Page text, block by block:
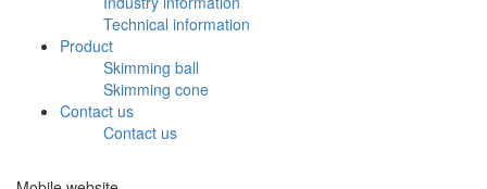
Technical information
Product
Skimming ball
Skimming cone
Contact us
Contact us